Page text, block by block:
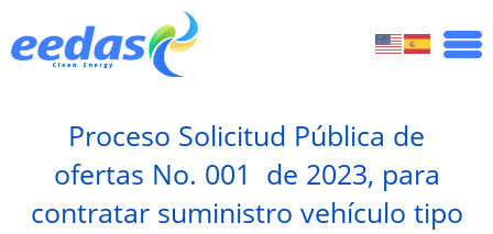
Proceso Solicitud Pública de
ofertas No. 001 de 2023, para
contratar suministro vehículo tipo